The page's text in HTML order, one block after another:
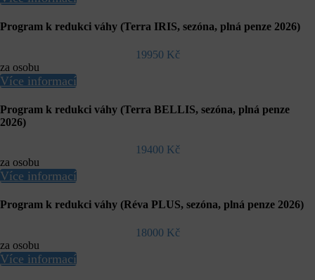
Program k redukci váhy (Terra IRIS, sezóna, plná penze 2026)
19950 Kč
za osobu
Více informací
Program k redukci váhy (Terra BELLIS, sezóna, plná penze
2026)
19400 Kč
za osobu
Více informací
Program k redukci váhy (Réva PLUS, sezóna, plná penze 2026)
18000 Kč
za osobu
Více informací